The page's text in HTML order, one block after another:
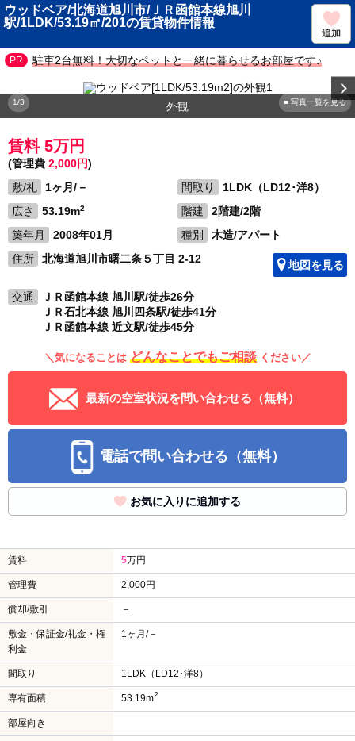
ウッドベア/北海道旭川市/ＪＲ函館本線旭川
駅/1LDK/53.19㎡/201の賃貸物件情報
追加
駐車2台無料！大切なペットと一緒に暮らせるお部屋です♪
■ 写真一覧を見る
1/3 外観
賃料 5万円
(管理費 2,000円)
敷/礼
1ヶ月/－ 間取り
1LDK（LD12･洋8）
広さ
53.19m2 階建
2階建/2階
築年月
2008年01月 種別
木造/アパート
住所
北海道旭川市曙二条５丁目 2-12 地図を見る
交通
ＪＲ函館本線 旭川駅/徒歩26分
ＪＲ石北本線 旭川四条駅/徒歩41分
ＪＲ函館本線 近文駅/徒歩45分
＼気になることは どんなことでもご相談 ください／
最新の空室状況を問い合わせる（無料）
電話で問い合わせる（無料）
お気に入りに追加する
賃料 5万円
管理費 2,000円
償却/敷引 －
敷金・保証金/礼金・権
利金
1ヶ月/－
間取り 1LDK（LD12･洋8）
専有面積 53.19m2
部屋向き